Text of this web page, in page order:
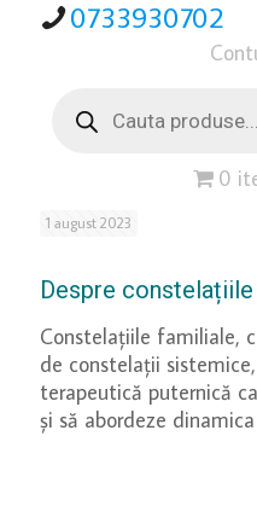
0733930702
search
0
1 august 2023
Despre
Constelațiile familiale,
de constelații
terapeutică puternică
și să abordeze